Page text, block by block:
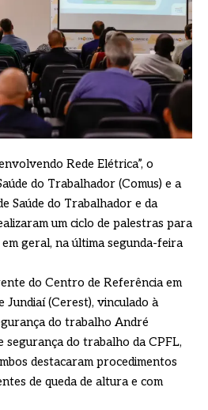
Rede Elétrica”, o
do Trabalhador (Comus) e a
Saúde do Trabalhador e da
um ciclo de palestras para
geral, na última segunda-feira
do Centro de Referência em
Jundiaí (Cerest), vinculado à
do trabalho André
segurança do trabalho da CPFL,
destacaram procedimentos
de queda de altura e com